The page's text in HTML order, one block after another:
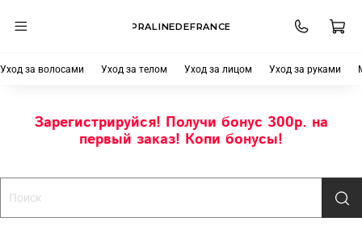
PRALINEDEFRANCE
Уход за волосами Уход за телом Уход за лицом Уход за руками
Зарегистрируйся! Получи бонус 300р. на
первый заказ! Копи бонусы!